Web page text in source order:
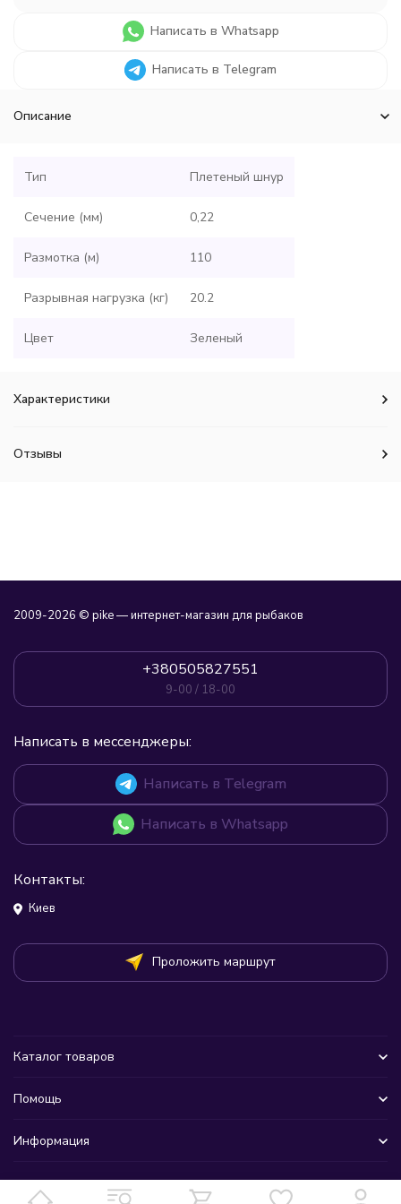
Написать в Whatsapp
Написать в Telegram
Описание
Тип Плетеный шнур
Сечение (мм) 0,22
Размотка (м) 110
Разрывная нагрузка (кг) 20.2
Цвет Зеленый
Характеристики
Отзывы
2009-2026 © pike — интернет-магазин для рыбаков
+380505827551
9-00 / 18-00
Написать в мессенджеры:
Написать в Telegram
Написать в Whatsapp
Контакты:
Киев
Проложить маршрут
Каталог товаров
Помощь
Информация